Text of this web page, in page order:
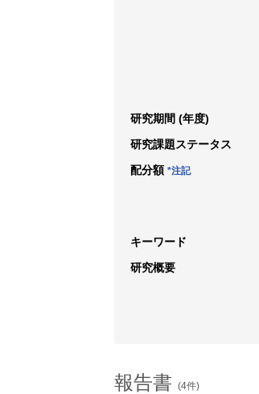
研究期間 (年度)
研究課題ステータス
配分額 *注記
キーワード
研究概要
報告書 (4件)